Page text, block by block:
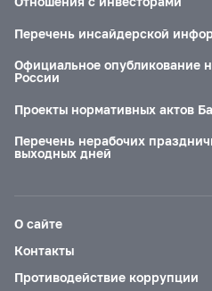
Перечень инсайдерской
Официальное опубликование
России
Проекты нормативных актов
Перечень нерабочих
выходных дней
О сайте
Контакты
Противодействие коррупции